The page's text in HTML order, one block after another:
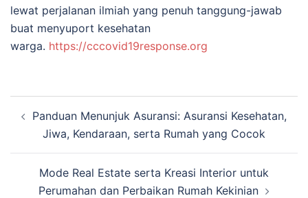
lewat perjalanan ilmiah yang penuh tanggung-jawab
buat menyuport kesehatan
warga. https://cccovid19response.org
Tulisan
Panduan Menunjuk Asuransi: Asuransi Kesehatan,
Jiwa, Kendaraan, serta Rumah yang Cocok
Mode Real Estate serta Kreasi Interior untuk
Perumahan dan Perbaikan Rumah Kekinian